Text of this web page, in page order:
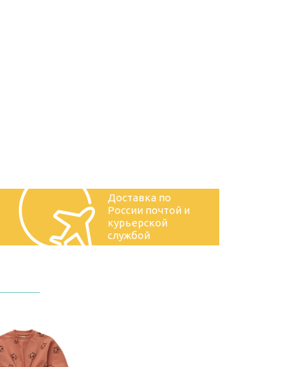
Доставка по
России почтой и
курьерской
службой